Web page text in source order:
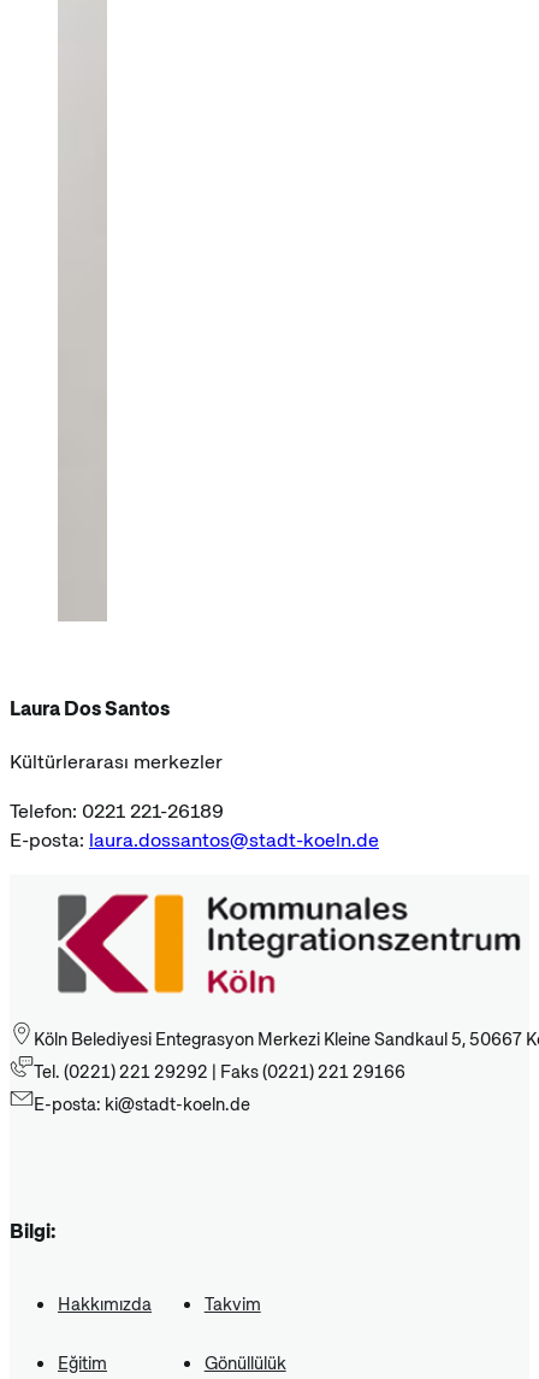
Laura Dos Santos
Kültürlerarası merkezler
Telefon: 0221 221-26189
E-posta: laura.dossantos@stadt-koeln.de
Köln Belediyesi Entegrasyon Merkezi Kleine Sandkaul 5, 50667
Tel. (0221) 221 29292 | Faks (0221) 221 29166
E-posta: ki@stadt-koeln.de
Bilgi:
Hakkımızda Takvim
Eğitim Gönüllülük